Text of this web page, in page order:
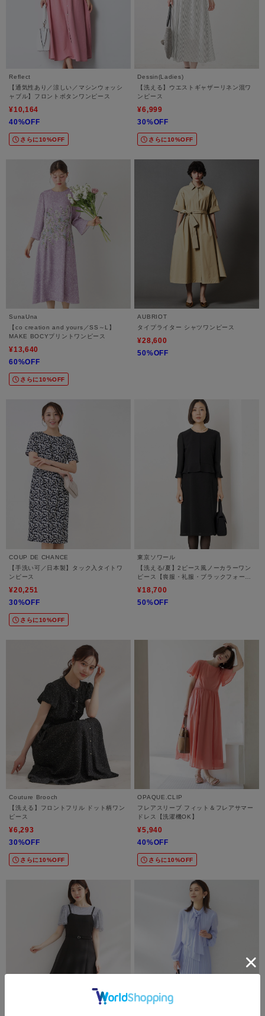
Reflect
【通気性あり／涼しい／マシンウォッシ
ャブル】フロントボタンワンピース
¥10,164
40%OFF
さらに10%OFF
Dessin(Ladies)
【洗える】ウエストギャザーリネン混ワ
ンピース
¥6,999
30%OFF
さらに10%OFF
SunaUna
【co creation and yours／SS～L】
MAKE BOCYプリントワンピース
¥13,640
60%OFF
さらに10%OFF
AUBRIOT
タイプライター シャツワンピース
¥28,600
50%OFF
COUP DE CHANCE
【手洗い可／日本製】タック入タイトワ
ンピース
¥20,251
30%OFF
さらに10%OFF
東京ソワール
【洗える/夏】2ピース風ノーカラーワン
ピース【喪服・礼服・ブラックフォーマ
¥18,700
50%OFF
Couture Brooch
【洗える】フロントフリル ドット柄ワン
ピース
¥6,293
30%OFF
さらに10%OFF
OPAQUE.CLIP
フレアスリーブ フィット＆フレアサマー
ドレス【洗濯機OK】
¥5,940
40%OFF
さらに10%OFF